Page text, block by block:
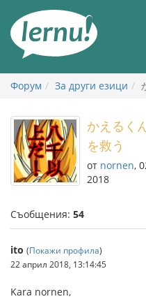
съдържанието
Форум За други езици
かえるく
を救う
от nornen,
2018
Съобщения: 54
ito (Покажи профила)
22 април 2018, 13:14:45
Kara nornen,